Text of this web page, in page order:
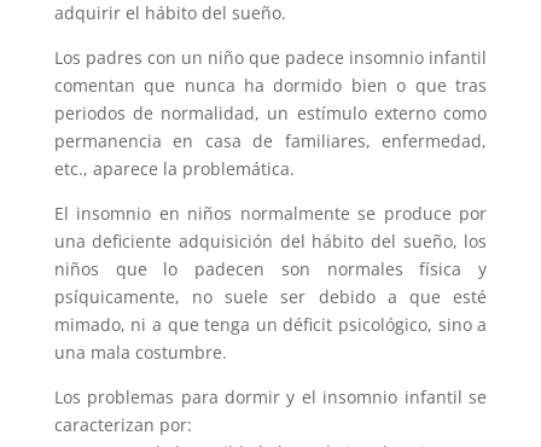
adquirir el hábito del sueño.
Los padres con un niño que padece insomnio infantil
comentan que nunca ha dormido bien o que tras
periodos de normalidad, un estímulo externo como
permanencia en casa de familiares, enfermedad,
etc., aparece la problemática.
El insomnio en niños normalmente se produce por
una deficiente adquisición del hábito del sueño, los
niños que lo padecen son normales física y
psíquicamente, no suele ser debido a que esté
mimado, ni a que tenga un déficit psicológico, sino a
una mala costumbre.
Los problemas para dormir y el insomnio infantil se
caracterizan por: